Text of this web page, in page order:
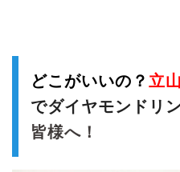
どこがいいの ？ 立山
でダイヤモンドリ
皆様へ！